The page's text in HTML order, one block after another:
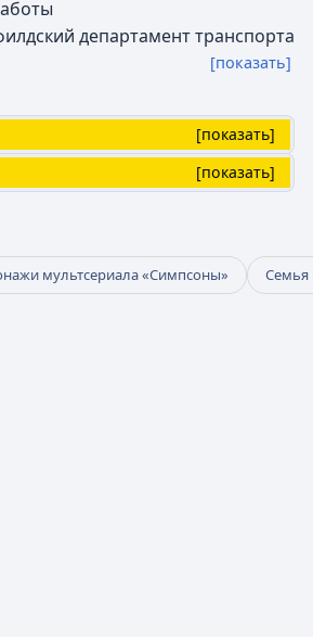
департамент транспорта
[показать]
[показать]
[показать]
мультсериала «Симпсоны»
Семья